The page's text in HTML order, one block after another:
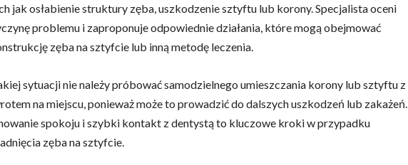
jak osłabienie struktury zęba, uszkodzenie sztyftu lub korony. Specjalista oceni
problemu i zaproponuje odpowiednie działania, które mogą obejmować
zęba na sztyfcie lub inną metodę leczenia.
sytuacji nie należy próbować samodzielnego umieszczania korony lub sztyftu z
na miejscu, ponieważ może to prowadzić do dalszych uszkodzeń lub zakażeń.
spokoju i szybki kontakt z dentystą to kluczowe kroki w przypadku
zęba na sztyfcie.